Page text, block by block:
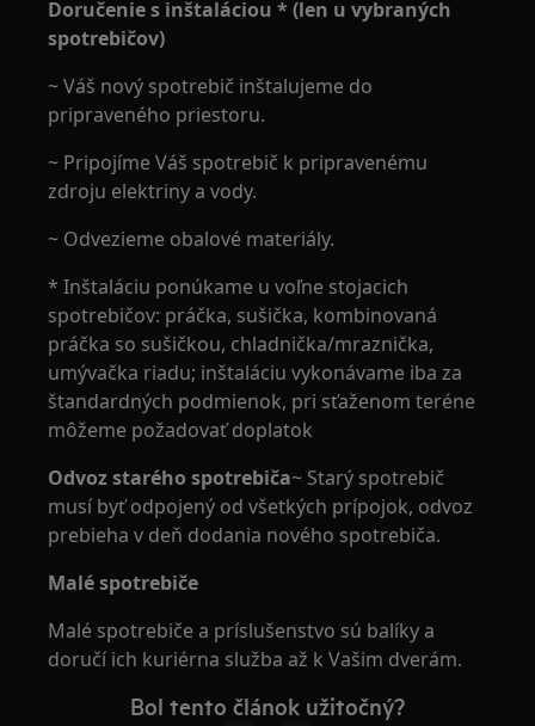
Doručenie s inštaláciou * (len u vybraných
spotrebičov)
~ Váš nový spotrebič inštalujeme do
pripraveného priestoru.
~ Pripojíme Váš spotrebič k pripravenému
zdroju elektriny a vody.
~ Odvezieme obalové materiály.
* Inštaláciu ponúkame u voľne stojacich
spotrebičov: práčka, sušička, kombinovaná
práčka so sušičkou, chladnička/mraznička,
umývačka riadu; inštaláciu vykonávame iba za
štandardných podmienok, pri sťaženom teréne
môžeme požadovať doplatok
Odvoz starého spotrebiča~ Starý spotrebič
musí byť odpojený od všetkých prípojok, odvoz
prebieha v deň dodania nového spotrebiča.
Malé spotrebiče
Malé spotrebiče a príslušenstvo sú balíky a
doručí ich kuriérna služba až k Vašim dverám.
Bol tento článok užitočný?